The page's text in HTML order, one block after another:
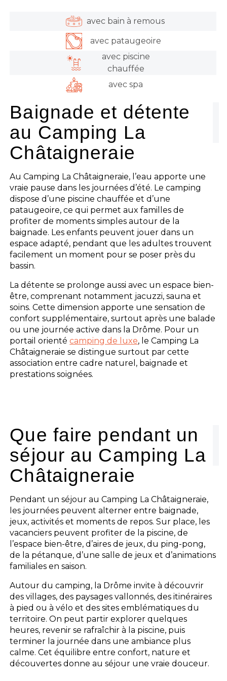
avec bain à remous
avec pataugeoire
avec piscine
chauffée
avec spa
Baignade et détente
au Camping La
Châtaigneraie
Au Camping La Châtaigneraie, l’eau apporte une
vraie pause dans les journées d’été. Le camping
dispose d’une piscine chauffée et d’une
pataugeoire, ce qui permet aux familles de
profiter de moments simples autour de la
baignade. Les enfants peuvent jouer dans un
espace adapté, pendant que les adultes trouvent
facilement un moment pour se poser près du
bassin.
La détente se prolonge aussi avec un espace bien-
être, comprenant notamment jacuzzi, sauna et
soins. Cette dimension apporte une sensation de
confort supplémentaire, surtout après une balade
ou une journée active dans la Drôme. Pour un
portail orientécamping de luxe, le Camping La
Châtaigneraie se distingue surtout par cette
association entre cadre naturel, baignade et
prestations soignées.
Que faire pendant un
séjour au Camping La
Châtaigneraie
Pendant un séjour au Camping La Châtaigneraie,
les journées peuvent alterner entre baignade,
jeux, activités et moments de repos. Sur place, les
vacanciers peuvent profiter de la piscine, de
l’espace bien-être, d’aires de jeux, du ping-pong,
de la pétanque, d’une salle de jeux et d’animations
familiales en saison.
Autour du camping, la Drôme invite à découvrir
des villages, des paysages vallonnés, des itinéraires
à pied ou à vélo et des sites emblématiques du
territoire. On peut partir explorer quelques
heures, revenir se rafraîchir à la piscine, puis
terminer la journée dans une ambiance plus
calme. Cet équilibre entre confort, nature et
découvertes donne au séjour une vraie douceur.